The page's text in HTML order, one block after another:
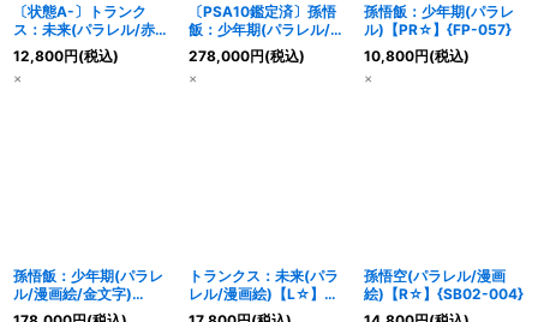
〔状態A-〕トランク
ス：未来(パラレル/赤背
景/漫画絵)【UC☆】
{SB02-011}
12,800円(税込)
×
〔PSA10鑑定済〕孫悟
飯：少年期(パラレル/漫
画絵/金文字)【UC☆】
{SB02-007}
278,000円(税込)
×
孫悟飯：少年期(パラレ
ル)【PR☆】{FP-057}
10,800円(税込)
×
孫悟飯：少年期(パラレ
ル/漫画絵/金文字)
【UC☆】{SB02-007}
トランクス：未来(パラ
レル/漫画絵)【L☆】
{SB02-001}
孫悟空(パラレル/漫画
絵)【R☆】{SB02-004}